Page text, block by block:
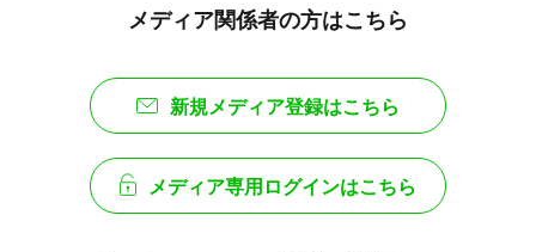
メディア関係者の方はこちら
新規メディア登録はこちら
メディア専用ログインはこちら